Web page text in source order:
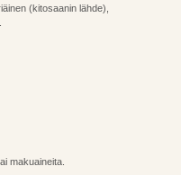
(kitosaanin lähde),
makuaineita.